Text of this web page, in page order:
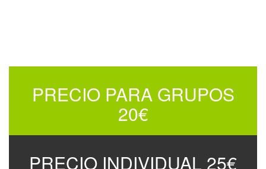
PRECIO PARA GRUPOS
20€
PRECIO INDIVIDUAL 25€